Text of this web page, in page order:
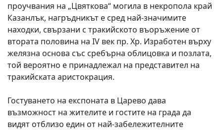
проучвания на „Цвяткова“ могила в некропола край
Казанлък, нагръдникът е сред най-значимите
находки, свързани с тракийското въоръжение от
втората половина на IV век пр. Хр. Изработен върху
желязна основа със сребърна облицовка и позлата,
той вероятно е принадлежал на представител на
тракийската аристокрация.
Гостуването на експоната в Царево дава
възможност на жителите и гостите на града да
видят отблизо един от най-забележителните